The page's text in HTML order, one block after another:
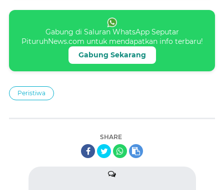
Gabung di Saluran WhatsApp Seputar
PituruhNews.com untuk mendapatkan info terbaru!
Gabung Sekarang
Peristiwa
SHARE